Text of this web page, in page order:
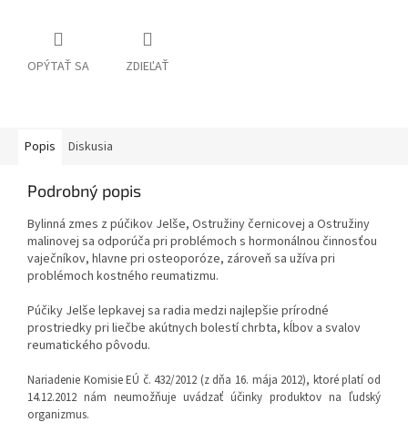
OPÝTAŤ SA ZDIEĽAŤ
Popis Diskusia
Podrobný popis
Bylinná zmes z púčikov Jelše, Ostružiny černicovej a Ostružiny
malinovej sa odporúča pri problémoch s hormonálnou činnosťou
vaječníkov, hlavne pri osteoporóze, zároveň sa užíva pri
problémoch kostného reumatizmu.
Púčiky Jelše lepkavej sa radia medzi najlepšie prírodné
prostriedky pri liečbe akútnych bolestí chrbta, kĺbov a svalov
reumatického pôvodu.
Nariadenie Komisie EÚ č. 432/2012 (z dňa 16. mája 2012), ktoré platí od
14.12.2012 nám neumožňuje uvádzať účinky produktov na ľudský
organizmus.